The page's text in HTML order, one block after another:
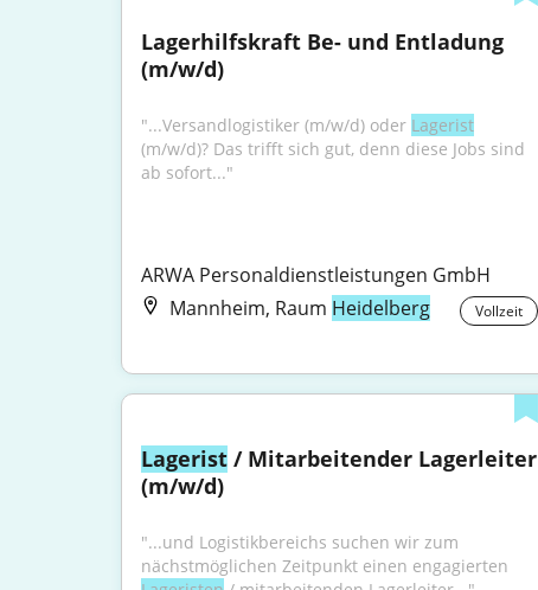
Lagerhilfskraft Be- und Entladung
(m/w/d)
"...Versandlogistiker (m/w/d) oder Lagerist
(m/w/d)? Das trifft sich gut, denn diese Jobs sind
ab sofort..."
ARWA Personaldienstleistungen GmbH
Mannheim, Raum Heidelberg Vollzeit
Lagerist / Mitarbeitender Lagerleiter
(m/w/d)
"...und Logistikbereichs suchen wir zum